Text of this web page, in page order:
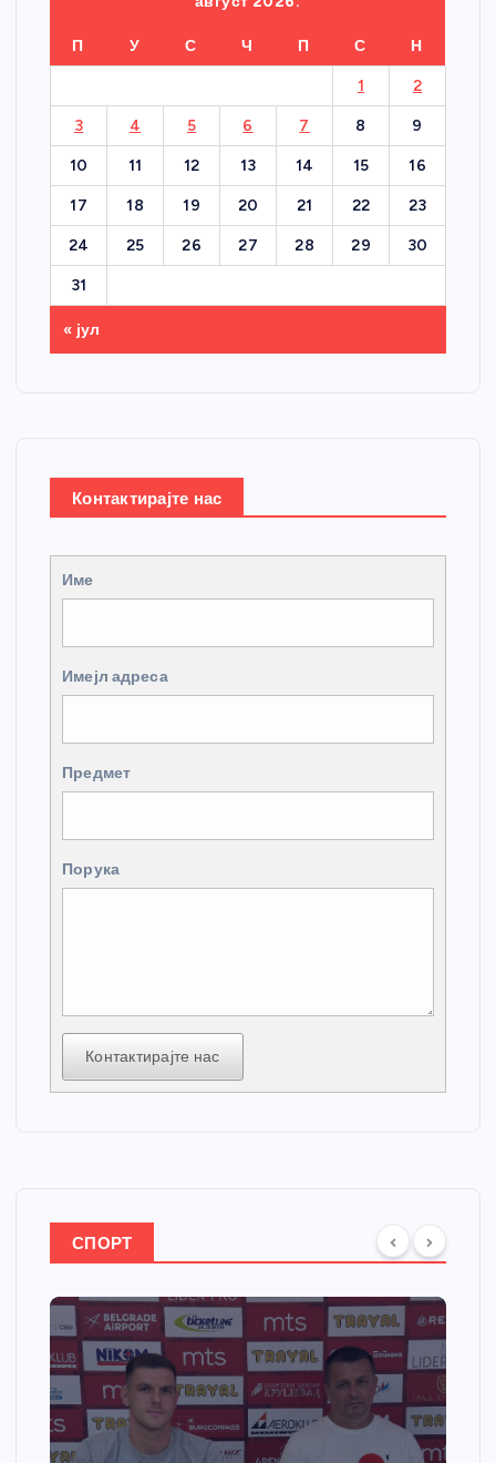
П У С Ч П С Н
1 2
3 4 5 6 7 8 9
10 11 12 13 14 15 16
17 18 19 20 21 22 23
24 25 26 27 28 29 30
31
« јул
Контактирајте нас
Име
Имејл адреса
Предмет
Порука
Контактирајте нас
СПОРТ